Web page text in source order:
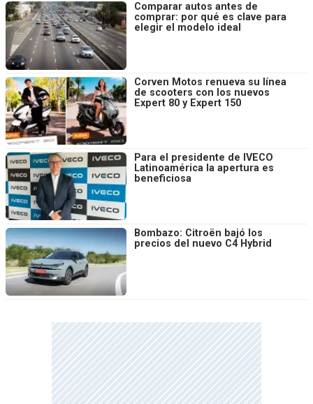
Comparar autos antes de
comprar: por qué es clave para
elegir el modelo ideal
Corven Motos renueva su línea
de scooters con los nuevos
Expert 80 y Expert 150
Para el presidente de IVECO
Latinoamérica la apertura es
beneficiosa
Bombazo: Citroën bajó los
precios del nuevo C4 Hybrid